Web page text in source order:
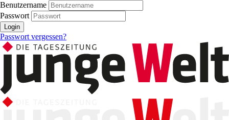
Benutzername
Passwort
Login
Passwort vergessen?